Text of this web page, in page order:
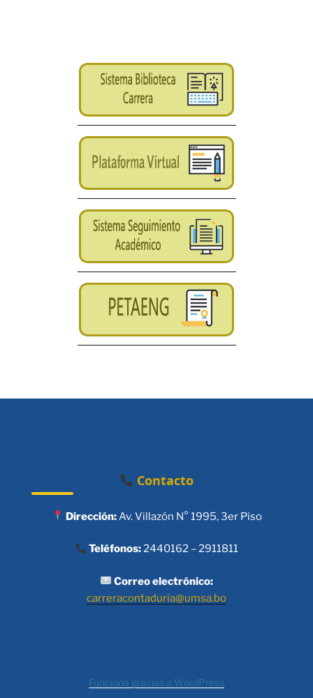
Contacto
Dirección:Av. Villazón N° 1995, 3er Piso
Teléfonos:2440162 – 2911811
Correo electrónico:
carreracontaduria@umsa.bo
Funciona gracias a WordPress